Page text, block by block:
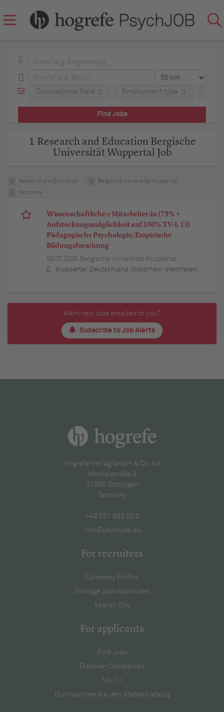
Occupational field Employment type
1 Research and Education Bergische
Universität Wuppertal Job
Research and Education Bergische Universität Wuppertal
Part time
Wissenschaftliche:r Mitarbeiter:in (75% +
Aufstockungsmöglichkeit auf 100% TV-L 13)
Pädagogische Psychologie/Empirische
Bildungsforschung
09.07.2026, Bergische Universität Wuppertal
Wuppertal, Deutschland (Nordrhein-Westfalen)
Want new jobs emailed to you?
Subscribe to Job Alerts
Hogrefe Verlag GmbH & Co. KG
Merkelstraße 3
37085 Göttingen
Germany
+49 551 999 50 0
info@psychjob.eu
For recruiters
Company Profile
Manage jobs vacancies
Search CVs
For applicants
Find Jobs
Discover Companies
My CV
Durchsuchen Sie den Stellenkatalog